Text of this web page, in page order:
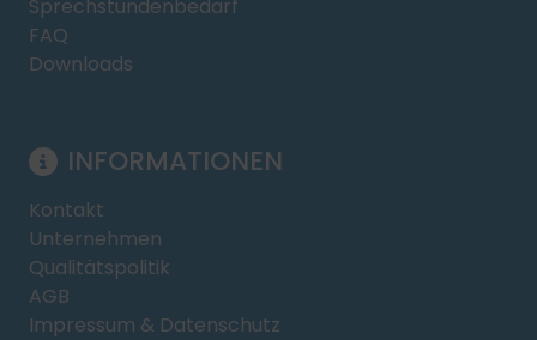
Sprechstundenbedarf
FAQ
Downloads
INFORMATIONEN
Kontakt
Unternehmen
Qualitätspolitik
AGB
Impressum & Datenschutz